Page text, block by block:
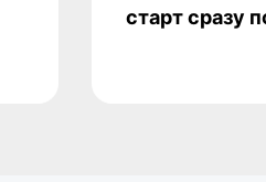
старт сразу